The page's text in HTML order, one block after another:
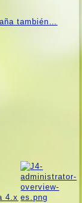
también…
4.x